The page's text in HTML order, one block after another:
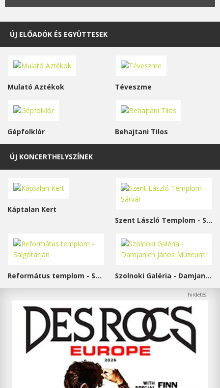
ÚJ ELŐADÓK ÉS EGYÜTTESEK
Mulató Aztékok Téveszme
Gépfolklór Behajtani Tilos
ÚJ KONCERTHELYSZÍNEK
Káptalan Kert
Szent László Templom - Sárvár
Református templom - Salgótarján Szolnoki Galéria - Damjanich János Múzeum